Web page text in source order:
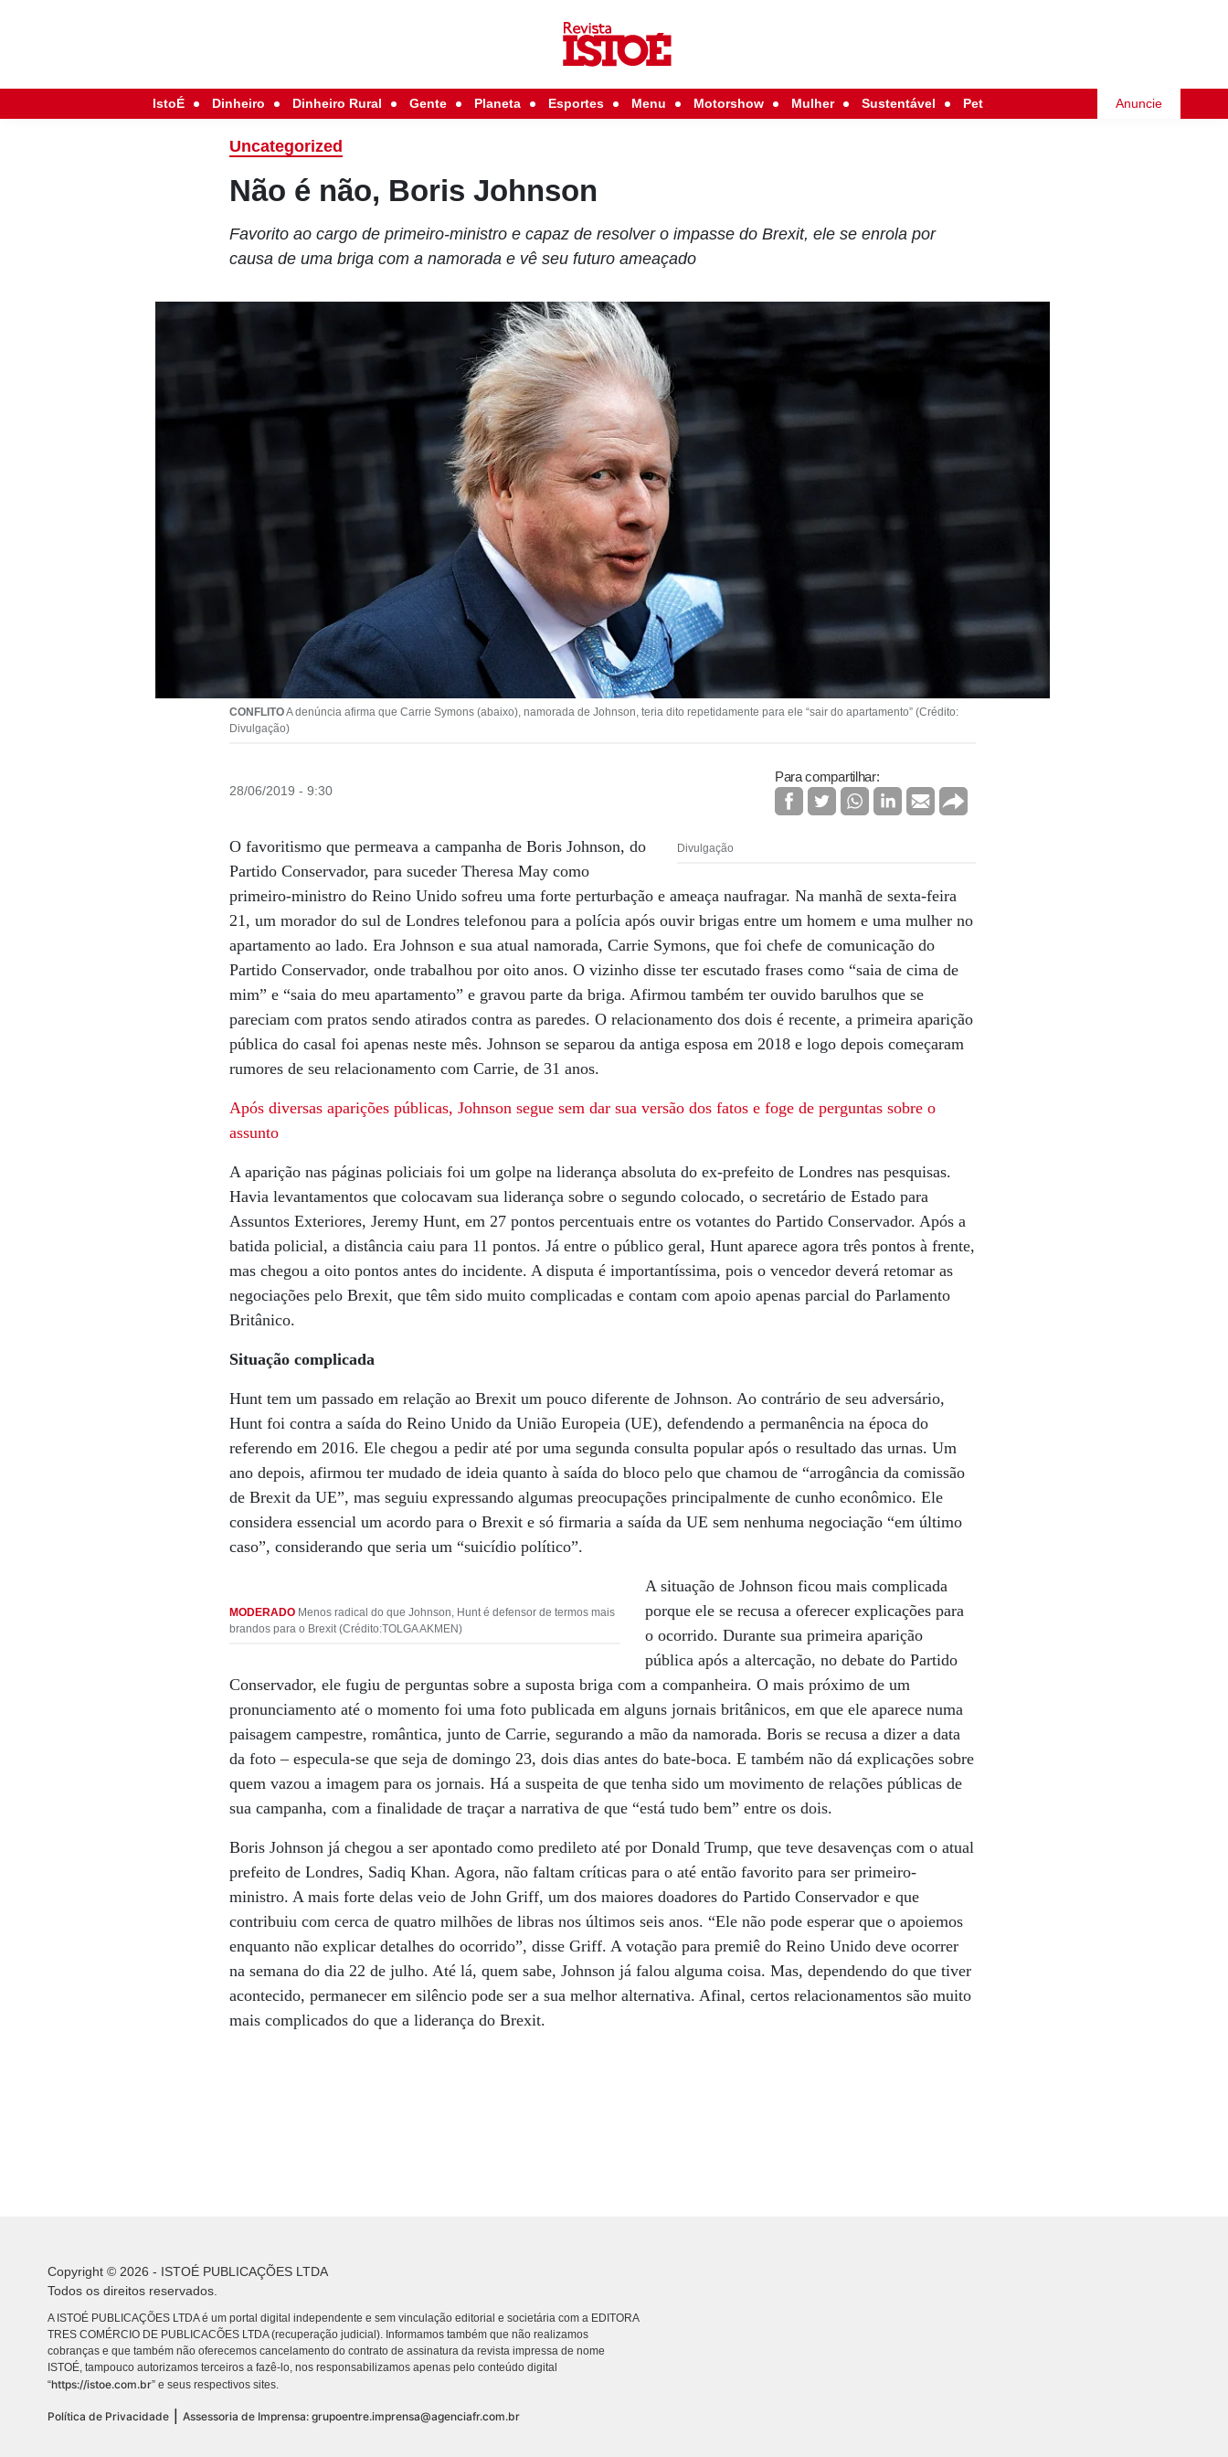
IstoÉ Dinheiro Dinheiro Rural Gente Planeta Esportes Menu Motorshow Mulher Sustentável Pet Anuncie
Uncategorized
Não é não, Boris Johnson
Favorito ao cargo de primeiro-ministro e capaz de resolver o impasse do Brexit, ele se enrola por
causa de uma briga com a namorada e vê seu futuro ameaçado
CONFLITOA denúncia afirma que Carrie Symons (abaixo), namorada de Johnson, teria dito repetidamente para ele “sair do apartamento” (Crédito:
Divulgação)
28/06/2019 - 9:30
Para compartilhar:
Divulgação
O favoritismo que permeava a campanha de Boris Johnson, do
Partido Conservador, para suceder Theresa May como
primeiro-ministro do Reino Unido sofreu uma forte perturbação e ameaça naufragar. Na manhã de sexta-feira
21, um morador do sul de Londres telefonou para a polícia após ouvir brigas entre um homem e uma mulher no
apartamento ao lado. Era Johnson e sua atual namorada, Carrie Symons, que foi chefe de comunicação do
Partido Conservador, onde trabalhou por oito anos. O vizinho disse ter escutado frases como “saia de cima de
mim” e “saia do meu apartamento” e gravou parte da briga. Afirmou também ter ouvido barulhos que se
pareciam com pratos sendo atirados contra as paredes. O relacionamento dos dois é recente, a primeira aparição
pública do casal foi apenas neste mês. Johnson se separou da antiga esposa em 2018 e logo depois começaram
rumores de seu relacionamento com Carrie, de 31 anos.
Após diversas aparições públicas, Johnson segue sem dar sua versão dos fatose foge de perguntas sobre o
assunto
A aparição nas páginas policiais foi um golpe na liderança absoluta do ex-prefeito de Londres nas pesquisas.
Havia levantamentos que colocavam sua liderança sobre o segundo colocado, o secretário de Estado para
Assuntos Exteriores, Jeremy Hunt, em 27 pontos percentuais entre os votantes do Partido Conservador. Após a
batida policial, a distância caiu para 11 pontos. Já entre o público geral, Hunt aparece agora três pontos à frente,
mas chegou a oito pontos antes do incidente. A disputa é importantíssima, pois o vencedor deverá retomar as
negociações pelo Brexit, que têm sido muito complicadas e contam com apoio apenas parcial do Parlamento
Britânico.
Situação complicada
Hunt tem um passado em relação ao Brexit um pouco diferente de Johnson. Ao contrário de seu adversário,
Hunt foi contra a saída do Reino Unido da União Europeia (UE), defendendo a permanência na época do
referendo em 2016. Ele chegou a pedir até por uma segunda consulta popular após o resultado das urnas. Um
ano depois, afirmou ter mudado de ideia quanto à saída do bloco pelo que chamou de “arrogância da comissão
de Brexit da UE”, mas seguiu expressando algumas preocupações principalmente de cunho econômico. Ele
considera essencial um acordo para o Brexit e só firmaria a saída da UE sem nenhuma negociação “em último
caso”, considerando que seria um “suicídio político”.
MODERADO Menos radical do que Johnson, Hunt é defensor de termos mais
brandos para o Brexit (Crédito:TOLGA AKMEN)
A situação de Johnson ficou mais complicada
porque ele se recusa a oferecer explicações para
o ocorrido. Durante sua primeira aparição
pública após a altercação, no debate do Partido
Conservador, ele fugiu de perguntas sobre a suposta briga com a companheira. O mais próximo de um
pronunciamento até o momento foi uma foto publicada em alguns jornais britânicos, em que ele aparece numa
paisagem campestre, romântica, junto de Carrie, segurando a mão da namorada. Boris se recusa a dizer a data
da foto – especula-se que seja de domingo 23, dois dias antes do bate-boca. E também não dá explicações sobre
quem vazou a imagem para os jornais. Há a suspeita de que tenha sido um movimento de relações públicas de
sua campanha, com a finalidade de traçar a narrativa de que “está tudo bem” entre os dois.
Boris Johnson já chegou a ser apontado como predileto até por Donald Trump, que teve desavenças com o atual
prefeito de Londres, Sadiq Khan. Agora, não faltam críticas para o até então favorito para ser primeiro-
ministro. A mais forte delas veio de John Griff, um dos maiores doadores do Partido Conservador e que
contribuiu com cerca de quatro milhões de libras nos últimos seis anos. “Ele não pode esperar que o apoiemos
enquanto não explicar detalhes do ocorrido”, disse Griff. A votação para premiê do Reino Unido deve ocorrer
na semana do dia 22 de julho. Até lá, quem sabe, Johnson já falou alguma coisa. Mas, dependendo do que tiver
acontecido, permanecer em silêncio pode ser a sua melhor alternativa. Afinal, certos relacionamentos são muito
mais complicados do que a liderança do Brexit.
Copyright © 2026 - ISTOÉ PUBLICAÇÕES LTDA
Todos os direitos reservados.
A ISTOÉ PUBLICAÇÕES LTDA é um portal digital independente e sem vinculação editorial e societária com a EDITORA
TRES COMÉRCIO DE PUBLICACÕES LTDA (recuperação judicial). Informamos também que não realizamos
cobranças e que também não oferecemos cancelamento do contrato de assinatura da revista impressa de nome
ISTOÉ, tampouco autorizamos terceiros a fazê-lo, nos responsabilizamos apenas pelo conteúdo digital
“https://istoe.com.br” e seus respectivos sites.
Política de Privacidade Assessoria de Imprensa: grupoentre.imprensa@agenciafr.com.br